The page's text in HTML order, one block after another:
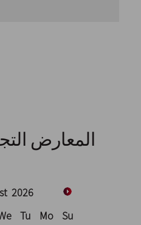
المعارض
2026
Su
Mo
Tu